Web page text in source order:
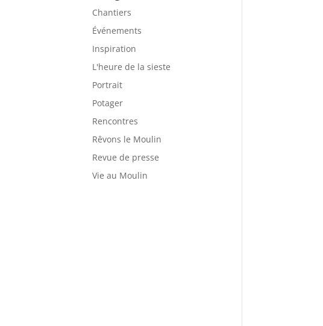
Chantiers
Événements
Inspiration
L'heure de la sieste
Portrait
Potager
Rencontres
Rêvons le Moulin
Revue de presse
Vie au Moulin